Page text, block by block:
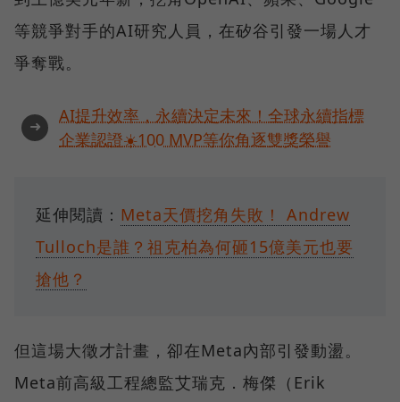
等競爭對手的AI研究人員，在矽谷引發一場人才
爭奪戰。
➜
AI提升效率，永續決定未來！全球永續指標
企業認證☀️100 MVP等你角逐雙獎榮譽
延伸閱讀： Meta天價挖角失敗！ Andrew
Tulloch是誰？祖克柏為何砸15億美元也要
搶他？
但這場大徵才計畫，卻在Meta內部引發動盪。
Meta前高級工程總監艾瑞克．梅傑（Erik